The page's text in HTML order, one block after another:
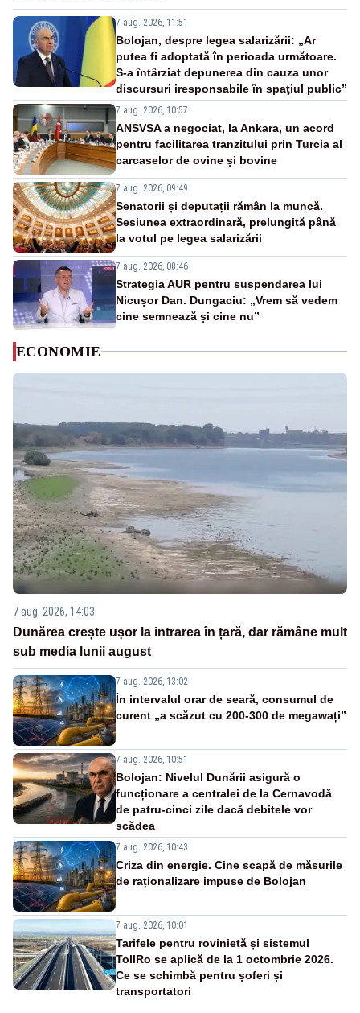
7 aug. 2026, 11:51
Bolojan, despre legea salarizării: „Ar
putea fi adoptată în perioada următoare.
S-a întârziat depunerea din cauza unor
discursuri iresponsabile în spaţiul public”
7 aug. 2026, 10:57
ANSVSA a negociat, la Ankara, un acord
pentru facilitarea tranzitului prin Turcia al
carcaselor de ovine și bovine
7 aug. 2026, 09:49
Senatorii și deputații rămân la muncă.
Sesiunea extraordinară, prelungită până
la votul pe legea salarizării
7 aug. 2026, 08:46
Strategia AUR pentru suspendarea lui
Nicușor Dan. Dungaciu: „Vrem să vedem
cine semnează și cine nu”
ECONOMIE
7 aug. 2026, 14:03
Dunărea crește ușor la intrarea în țară, dar rămâne mult
sub media lunii august
7 aug. 2026, 13:02
În intervalul orar de seară, consumul de
curent „a scăzut cu 200-300 de megawați”
7 aug. 2026, 10:51
Bolojan: Nivelul Dunării asigură o
funcționare a centralei de la Cernavodă
de patru-cinci zile dacă debitele vor
scădea
7 aug. 2026, 10:43
Criza din energie. Cine scapă de măsurile
de raționalizare impuse de Bolojan
7 aug. 2026, 10:01
Tarifele pentru rovinietă și sistemul
TollRo se aplică de la 1 octombrie 2026.
Ce se schimbă pentru șoferi și
transportatori